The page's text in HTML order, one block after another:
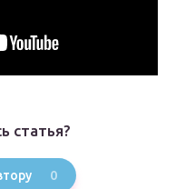
статья?
0